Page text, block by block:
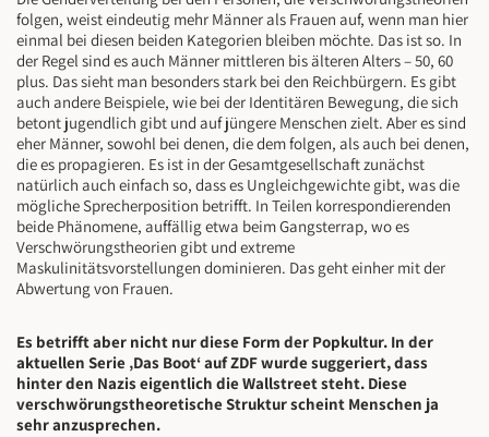
folgen, weist eindeutig mehr Männer als Frauen auf, wenn man hier
einmal bei diesen beiden Kategorien bleiben möchte. Das ist so. In
der Regel sind es auch Männer mittleren bis älteren Alters – 50, 60
plus. Das sieht man besonders stark bei den Reichbürgern. Es gibt
auch andere Beispiele, wie bei der Identitären Bewegung, die sich
betont jugendlich gibt und auf jüngere Menschen zielt. Aber es sind
eher Männer, sowohl bei denen, die dem folgen, als auch bei denen,
die es propagieren. Es ist in der Gesamtgesellschaft zunächst
natürlich auch einfach so, dass es Ungleichgewichte gibt, was die
mögliche Sprecherposition betrifft. In Teilen korrespondierenden
beide Phänomene, auffällig etwa beim Gangsterrap, wo es
Verschwörungstheorien gibt und extreme
Maskulinitätsvorstellungen dominieren. Das geht einher mit der
Abwertung von Frauen.
Es betrifft aber nicht nur diese Form der Popkultur. In der
aktuellen Serie ‚Das Boot‘ auf ZDF wurde suggeriert, dass
hinter den Nazis eigentlich die Wallstreet steht. Diese
verschwörungstheoretische Struktur scheint Menschen ja
sehr anzusprechen.